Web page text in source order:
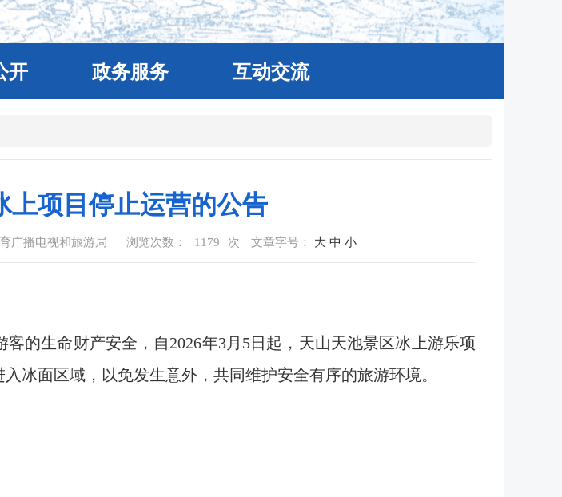
开 政务服务 互动交流
上项目停止运营的公告
广播电视和旅游局 浏览次数： 1179 次 文章字号： 大 中 小
的生命财产安全，自2026年3月5日起， 天山天池景区冰上游乐项
冰面区域，以免发生意外，共同维护安全有序的旅游环境。